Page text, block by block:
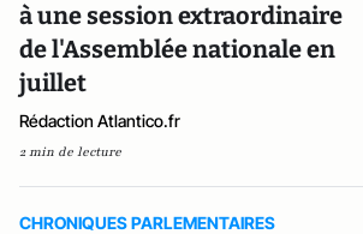
à une session extraordinaire
de l'Assemblée nationale en
juillet
Rédaction Atlantico.fr
2 min de lecture
CHRONIQUES PARLEMENTAIRES